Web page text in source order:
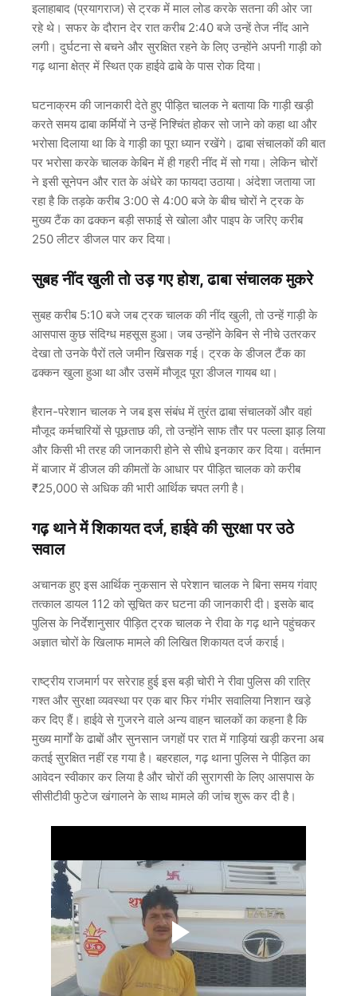
इलाहाबाद (प्रयागराज) से ट्रक में माल लोड करके सतना की ओर जा
रहे थे। सफर के दौरान देर रात करीब 2:40 बजे उन्हें तेज नींद आने
लगी। दुर्घटना से बचने और सुरक्षित रहने के लिए उन्होंने अपनी गाड़ी को
गढ़ थाना क्षेत्र में स्थित एक हाईवे ढाबे के पास रोक दिया।
घटनाक्रम की जानकारी देते हुए पीड़ित चालक ने बताया कि गाड़ी खड़ी
करते समय ढाबा कर्मियों ने उन्हें निश्चिंत होकर सो जाने को कहा था और
भरोसा दिलाया था कि वे गाड़ी का पूरा ध्यान रखेंगे। ढाबा संचालकों की बात
पर भरोसा करके चालक केबिन में ही गहरी नींद में सो गया। लेकिन चोरों
ने इसी सूनेपन और रात के अंधेरे का फायदा उठाया। अंदेशा जताया जा
रहा है कि तड़के करीब 3:00 से 4:00 बजे के बीच चोरों ने ट्रक के
मुख्य टैंक का ढक्कन बड़ी सफाई से खोला और पाइप के जरिए करीब
250 लीटर डीजल पार कर दिया।
सुबह नींद खुली तो उड़ गए होश, ढाबा संचालक मुकरे
सुबह करीब 5:10 बजे जब ट्रक चालक की नींद खुली, तो उन्हें गाड़ी के
आसपास कुछ संदिग्ध महसूस हुआ। जब उन्होंने केबिन से नीचे उतरकर
देखा तो उनके पैरों तले जमीन खिसक गई। ट्रक के डीजल टैंक का
ढक्कन खुला हुआ था और उसमें मौजूद पूरा डीजल गायब था।
हैरान-परेशान चालक ने जब इस संबंध में तुरंत ढाबा संचालकों और वहां
मौजूद कर्मचारियों से पूछताछ की, तो उन्होंने साफ तौर पर पल्ला झाड़ लिया
और किसी भी तरह की जानकारी होने से सीधे इनकार कर दिया। वर्तमान
में बाजार में डीजल की कीमतों के आधार पर पीड़ित चालक को करीब
₹25,000 से अधिक की भारी आर्थिक चपत लगी है।
गढ़ थाने में शिकायत दर्ज, हाईवे की सुरक्षा पर उठे
सवाल
अचानक हुए इस आर्थिक नुकसान से परेशान चालक ने बिना समय गंवाए
तत्काल डायल 112 को सूचित कर घटना की जानकारी दी। इसके बाद
पुलिस के निर्देशानुसार पीड़ित ट्रक चालक ने रीवा के गढ़ थाने पहुंचकर
अज्ञात चोरों के खिलाफ मामले की लिखित शिकायत दर्ज कराई।
राष्ट्रीय राजमार्ग पर सरेराह हुई इस बड़ी चोरी ने रीवा पुलिस की रात्रि
गश्त और सुरक्षा व्यवस्था पर एक बार फिर गंभीर सवालिया निशान खड़े
कर दिए हैं। हाईवे से गुजरने वाले अन्य वाहन चालकों का कहना है कि
मुख्य मार्गों के ढाबों और सुनसान जगहों पर रात में गाड़ियां खड़ी करना अब
कतई सुरक्षित नहीं रह गया है। बहरहाल, गढ़ थाना पुलिस ने पीड़ित का
आवेदन स्वीकार कर लिया है और चोरों की सुरागसी के लिए आसपास के
सीसीटीवी फुटेज खंगालने के साथ मामले की जांच शुरू कर दी है।